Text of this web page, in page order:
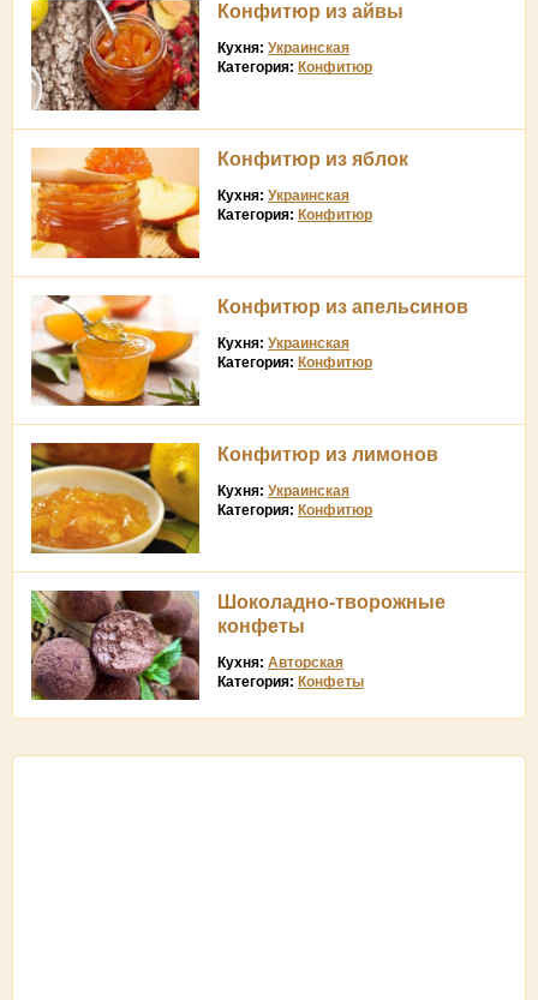
Конфитюр из айвы
Кухня: Украинская
Категория: Конфитюр
Конфитюр из яблок
Кухня: Украинская
Категория: Конфитюр
Конфитюр из апельсинов
Кухня: Украинская
Категория: Конфитюр
Конфитюр из лимонов
Кухня: Украинская
Категория: Конфитюр
Шоколадно-творожные
конфеты
Кухня: Авторская
Категория: Конфеты